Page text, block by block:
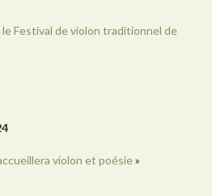
Festival de violon traditionnel de
violon et poésie»